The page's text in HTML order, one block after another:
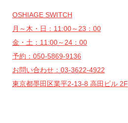
OSHIAGE SWITCH
月～木・日：11:00～23：00
金・土：11:00～24：00
予約：050-5869-9136
お問い合わせ：03-3622-4922
東京都墨田区業平2-13-8 高田ビル 2F